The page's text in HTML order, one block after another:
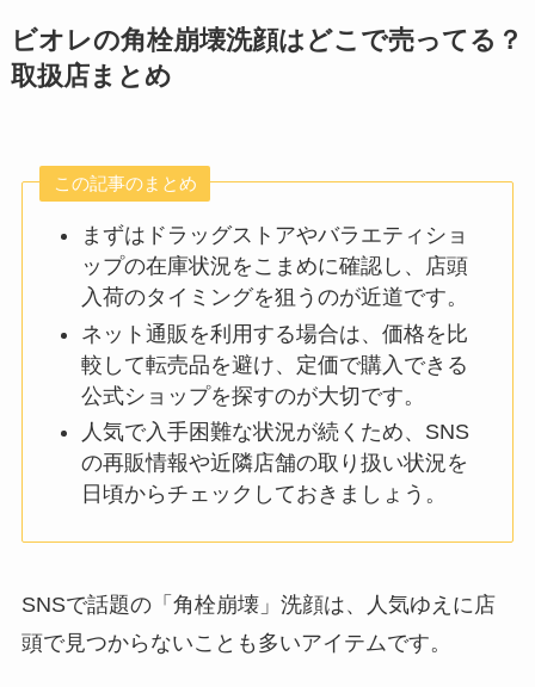
ビオレの角栓崩壊洗顔はどこで売ってる？
取扱店まとめ
この記事のまとめ
まずはドラッグストアやバラエティショ
ップの在庫状況をこまめに確認し、店頭
入荷のタイミングを狙うのが近道です。
ネット通販を利用する場合は、価格を比
較して転売品を避け、定価で購入できる
公式ショップを探すのが大切です。
人気で入手困難な状況が続くため、SNS
の再販情報や近隣店舗の取り扱い状況を
日頃からチェックしておきましょう。
SNSで話題の「角栓崩壊」洗顔は、人気ゆえに店
頭で見つからないことも多いアイテムです。